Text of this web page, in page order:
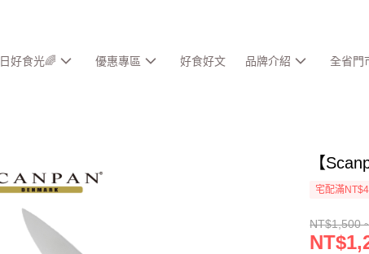
好食光🌈 優惠專區 好食好文 品牌介紹 全省門
【
宅配滿
NT$1,500